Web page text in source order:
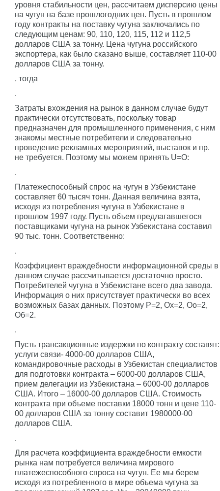
уровня стабильности цен, рассчитаем дисперсию цены
на чугун на базе прошлогодних цен. Пусть в прошлом
году контракты на поставку чугуна заключались по
следующим ценам: 90, 110, 120, 115, 112 и 112,5
долларов США за тонну. Цена чугуна российского
экспортера, как было сказано выше, составляет 110-00
долларов США за тонну.
, тогда
.
Затраты вхождения на рынок в данном случае будут
практически отсутствовать, поскольку товар
предназначен для промышленного применения, с ним
знакомы местные потребители и следовательно
проведение рекламных мероприятий, выставок и пр.
не требуется. Поэтому мы можем принять U=O:
.
Платежеспособный спрос на чугун в Узбекистане
составляет 60 тысяч тонн. Данная величина взята,
исходя из потребления чугуна в Узбекистане в
прошлом 1997 году. Пусть объем предлагавшегося
поставщиками чугуна на рынок Узбекистана составил
90 тыс. тонн. Соответственно:
.
Коэффициент враждебности информационной среды в
данном случае рассчитывается достаточно просто.
Потребителей чугуна в Узбекистане всего два завода.
Информация о них присутствует практически во всех
возможных базах данных. Поэтому P=2, Ох=2, Оо=2,
Об=2.
.
Пусть трансакционные издержки по контракту составят:
услуги связи- 4000-00 долларов США,
командировочные расходы в Узбекистан специалистов
для подготовки контракта – 6000-00 долларов США,
прием делегации из Узбекистана – 6000-00 долларов
США. Итого – 16000-00 долларов США. Стоимость
контракта при объеме поставки 18000 тонн и цене 110-
00 долларов США за тонну составит 1980000-00
долларов США.
.
Для расчета коэффициента враждебности емкости
рынка нам потребуется величина мирового
платежеспособного спроса на чугун. Ее мы берем
исходя из потребленного в мире объема чугуна за